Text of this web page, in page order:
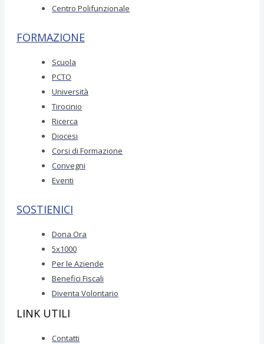
Centro Polifunzionale
FORMAZIONE
Scuola
PCTO
Università
Tirocinio
Ricerca
Diocesi
Corsi di Formazione
Convegni
Eventi
SOSTIENICI
Dona Ora
5x1000
Per le Aziende
Benefici Fiscali
Diventa Volontario
LINK UTILI
Contatti